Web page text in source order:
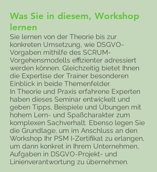
Was Sie in diesem, Workshop
lernen
Sie lernen von der Theorie bis zur
konkreten Umsetzung, wie DSGVO-
Vorgaben mithilfe des SCRUM-
Vorgehensmodells effizienter adressiert
werden können. Gleichzeitig bietet Ihnen
die Expertise der Trainer besonderen
Einblick in beide Themenfelder.
In Theorie und Praxis erfahrene Experten
haben dieses Seminar entwickelt und
geben Tipps, Beispiele und Übungen mit
hohem Lern- und Spaßcharakter zum
komplexen Sachverhalt. Ebenso legen Sie
die Grundlage, um im Anschluss an den
Workshop Ihr PSM I-Zertifikat zu erlangen,
um dann konkret in Ihrem Unternehmen,
Aufgaben in DSGVO-Projekt- und
Linienverantwortung zu übernehmen.